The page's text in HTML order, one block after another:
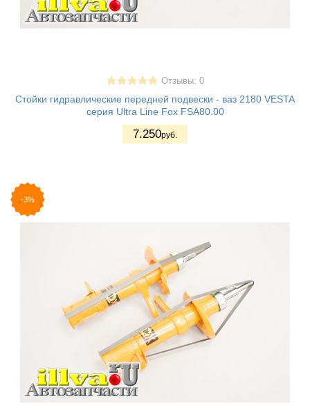
Отзывы: 0
Стойки гидравлические передней подвески - ваз 2180 VESTA
серия Ultra Line Fox FSA80.00
7.250руб.
-3%